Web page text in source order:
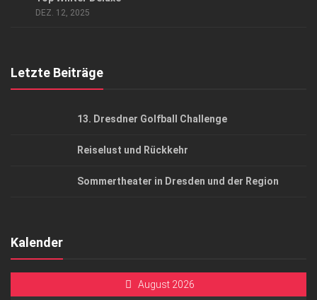
DEZ. 12, 2025
Letzte Beiträge
13. Dresdner Golfball Challenge
Reiselust und Rückkehr
Sommertheater in Dresden und der Region
Kalender
August 2026